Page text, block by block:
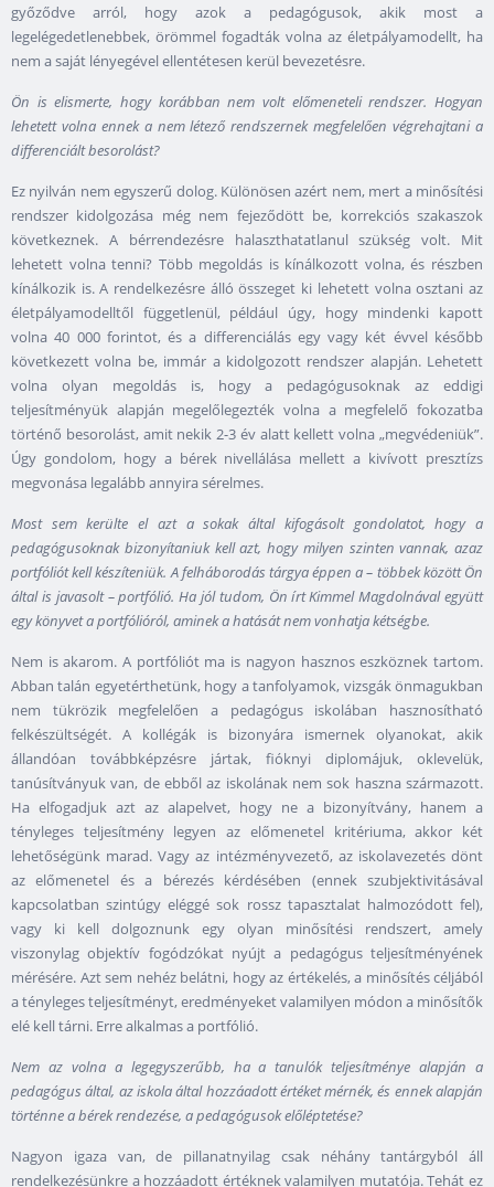
győződve arról, hogy azok a pedagógusok, akik most a
legelégedetlenebbek, örömmel fogadták volna az életpályamodellt, ha
nem a saját lényegével ellentétesen kerül bevezetésre.
Ön is elismerte, hogy korábban nem volt előmeneteli rendszer. Hogyan
lehetett volna ennek a nem létező rendszernek megfelelően végrehajtani a
differenciált besorolást?
Ez nyilván nem egyszerű dolog. Különösen azért nem, mert a minősítési
rendszer kidolgozása még nem fejeződött be, korrekciós szakaszok
következnek. A bérrendezésre halaszthatatlanul szükség volt. Mit
lehetett volna tenni? Több megoldás is kínálkozott volna, és részben
kínálkozik is. A rendelkezésre álló összeget ki lehetett volna osztani az
életpályamodelltől függetlenül, például úgy, hogy mindenki kapott
volna 40 000 forintot, és a differenciálás egy vagy két évvel később
következett volna be, immár a kidolgozott rendszer alapján. Lehetett
volna olyan megoldás is, hogy a pedagógusoknak az eddigi
teljesítményük alapján megelőlegezték volna a megfelelő fokozatba
történő besorolást, amit nekik 2-3 év alatt kellett volna „megvédeniük”.
Úgy gondolom, hogy a bérek nivellálása mellett a kivívott presztízs
megvonása legalább annyira sérelmes.
Most sem kerülte el azt a sokak által kifogásolt gondolatot, hogy a
pedagógusoknak bizonyítaniuk kell azt, hogy milyen szinten vannak, azaz
portfóliót kell készíteniük. A felháborodás tárgya éppen a – többek között Ön
által is javasolt – portfólió. Ha jól tudom, Ön írt Kimmel Magdolnával együtt
egy könyvet a portfólióról, aminek a hatását nem vonhatja kétségbe.
Nem is akarom. A portfóliót ma is nagyon hasznos eszköznek tartom.
Abban talán egyetérthetünk, hogy a tanfolyamok, vizsgák önmagukban
nem tükrözik megfelelően a pedagógus iskolában hasznosítható
felkészültségét. A kollégák is bizonyára ismernek olyanokat, akik
állandóan továbbképzésre jártak, fióknyi diplomájuk, oklevelük,
tanúsítványuk van, de ebből az iskolának nem sok haszna származott.
Ha elfogadjuk azt az alapelvet, hogy ne a bizonyítvány, hanem a
tényleges teljesítmény legyen az előmenetel kritériuma, akkor két
lehetőségünk marad. Vagy az intézményvezető, az iskolavezetés dönt
az előmenetel és a bérezés kérdésében (ennek szubjektivitásával
kapcsolatban szintúgy eléggé sok rossz tapasztalat halmozódott fel),
vagy ki kell dolgoznunk egy olyan minősítési rendszert, amely
viszonylag objektív fogódzókat nyújt a pedagógus teljesítményének
mérésére. Azt sem nehéz belátni, hogy az értékelés, a minősítés céljából
a tényleges teljesítményt, eredményeket valamilyen módon a minősítők
elé kell tárni. Erre alkalmas a portfólió.
Nem az volna a legegyszerűbb, ha a tanulók teljesítménye alapján a
pedagógus által, az iskola által hozzáadott értéket mérnék, és ennek alapján
történne a bérek rendezése, a pedagógusok előléptetése?
Nagyon igaza van, de pillanatnyilag csak néhány tantárgyból áll
rendelkezésünkre a hozzáadott értéknek valamilyen mutatója. Tehát ez